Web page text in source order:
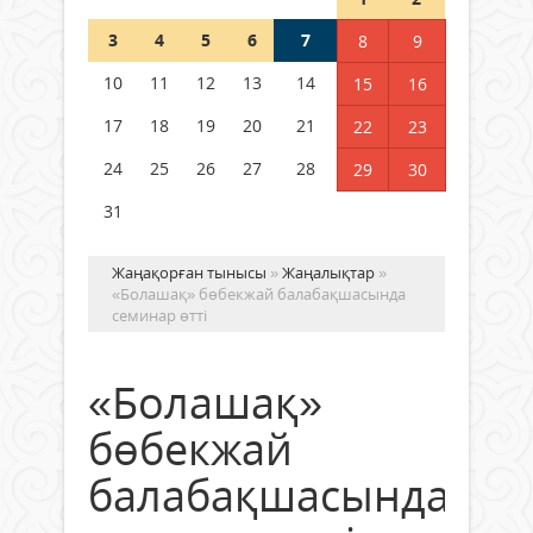
Германия аптап ыстыққа
бастады
04 тамыз 2026 ж.
3
4 5 6 7 8
9
10
11 12 13 14 15
16
17
18 19 20 21 22
23
24
25 26 27 28 29
30
31
Жаңақорған тынысы »Жаңалықтар »
«Болашақ» бөбекжай балабақшасында
семинар өтті
«Болашақ»
бөбекжай
балабақшасында